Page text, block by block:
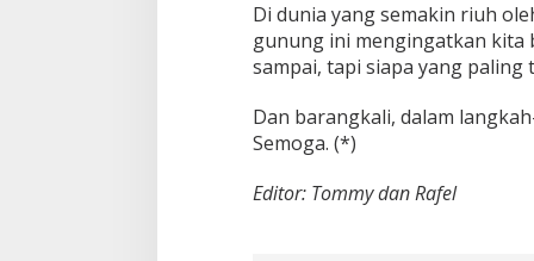
Di dunia yang semakin riuh
gunung ini mengingatkan kita
sampai, tapi siapa yang paling
Dan barangkali, dalam
Semoga. (*)
Editor: Tommy dan Rafel